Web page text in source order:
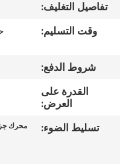
رقابة
جودة
أخبار
اقتباس
تفاصيل التغليف:
وقت التسليم:
شروط الدفع:
القدرة على
العرض:
تسليط الضوء: